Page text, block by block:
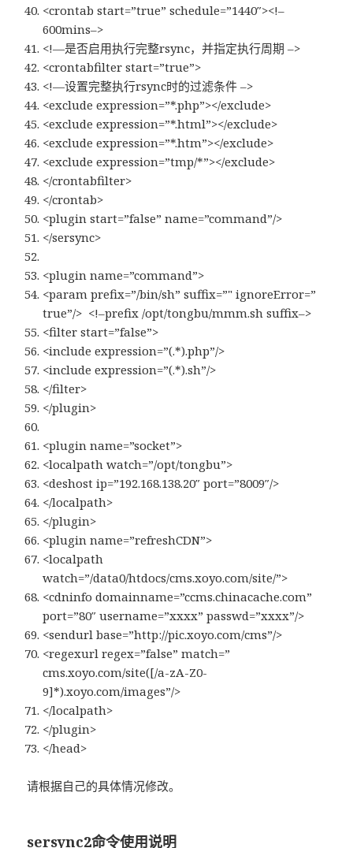
<crontab start=”true” schedule=”1440″><!–
600mins–>
<!—是否启用执行完整rsync，并指定执行周期 –>
<crontabfilter start=”true”>
<!—设置完整执行rsync时的过滤条件 –>
<exclude expression=”*.php”></exclude>
<exclude expression=”*.html”></exclude>
<exclude expression=”*.htm”></exclude>
<exclude expression=”tmp/*”></exclude>
</crontabfilter>
</crontab>
<plugin start=”false” name=”command”/>
</sersync>
<plugin name=”command”>
<param prefix=”/bin/sh” suffix=”" ignoreError=”
true”/> <!–prefix /opt/tongbu/mmm.sh suffix–>
<filter start=”false”>
<include expression=”(.*).php”/>
<include expression=”(.*).sh”/>
</filter>
</plugin>
<plugin name=”socket”>
<localpath watch=”/opt/tongbu”>
<deshost ip=”192.168.138.20″ port=”8009″/>
</localpath>
</plugin>
<plugin name=”refreshCDN”>
<localpath
watch=”/data0/htdocs/cms.xoyo.com/site/”>
<cdninfo domainname=”ccms.chinacache.com”
port=”80″ username=”xxxx” passwd=”xxxx”/>
<sendurl base=”http://pic.xoyo.com/cms”/>
<regexurl regex=”false” match=”
cms.xoyo.com/site([/a-zA-Z0-
9]*).xoyo.com/images”/>
</localpath>
</plugin>
</head>
请根据自己的具体情况修改。
sersync2命令使用说明